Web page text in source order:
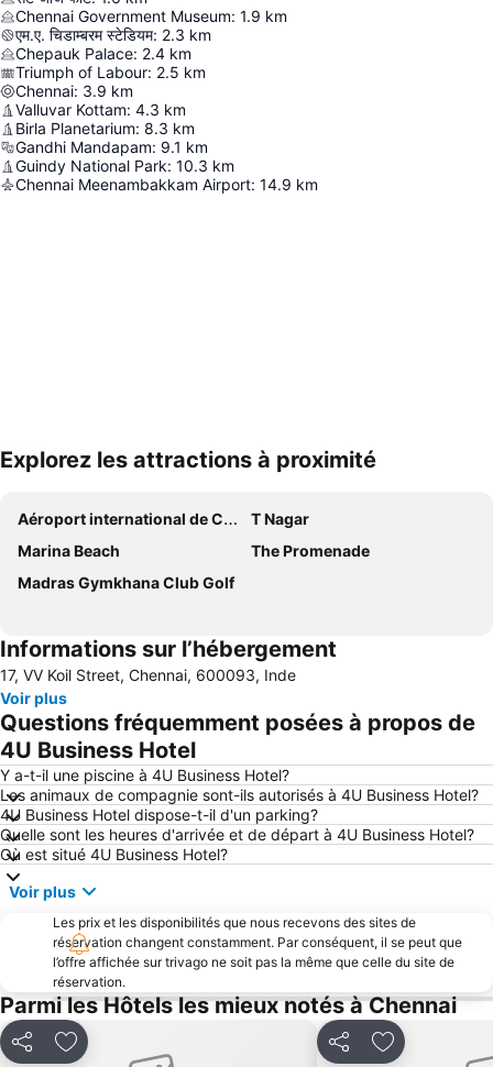
Chennai Government Museum: 1.9 km
एम.ए. चिडाम्बरम स्टेडियम: 2.3 km
Chepauk Palace: 2.4 km
Triumph of Labour: 2.5 km
Chennai: 3.9 km
Valluvar Kottam: 4.3 km
Birla Planetarium: 8.3 km
Gandhi Mandapam: 9.1 km
Guindy National Park: 10.3 km
Chennai Meenambakkam Airport: 14.9 km
Explorez les attractions à proximité
Aéroport international de Chennai
T Nagar
Marina Beach
The Promenade
Madras Gymkhana Club Golf
Informations sur l’hébergement
17, VV Koil Street, Chennai, 600093, Inde
Voir plus
Questions fréquemment posées à propos de
4U Business Hotel
Y a-t-il une piscine à 4U Business Hotel?
Les animaux de compagnie sont-ils autorisés à 4U Business Hotel?
4U Business Hotel dispose-t-il d'un parking?
Quelle sont les heures d'arrivée et de départ à 4U Business Hotel?
Où est situé 4U Business Hotel?
Voir plus
Les prix et les disponibilités que nous recevons des sites de
réservation changent constamment. Par conséquent, il se peut que
l’offre affichée sur trivago ne soit pas la même que celle du site de
réservation.
Parmi les Hôtels les mieux notés à Chennai
PartagerAjouter à mes favoris PartagerAjouter à